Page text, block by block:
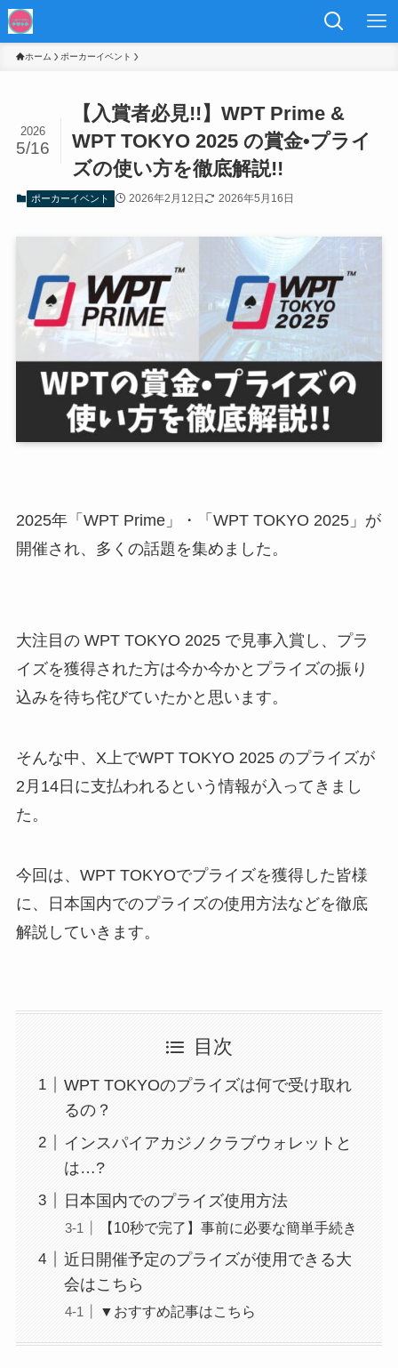
ホーム ポーカーイベント
【入賞者必見!!】WPT Prime &
WPT TOKYO 2025 の賞金•プライ
ズの使い方を徹底解説!!
2026
5/16
ポーカーイベント 2026年2月12日 2026年5月16日
2025年「WPT Prime」・「WPT TOKYO 2025」が
開催され、多くの話題を集めました。
大注目の WPT TOKYO 2025 で見事入賞し、プラ
イズを獲得された方は今か今かとプライズの振り
込みを待ち侘びていたかと思います。
そんな中、X上でWPT TOKYO 2025 のプライズが
2月14日に支払われるという情報が入ってきまし
た。
今回は、WPT TOKYOでプライズを獲得した皆様
に、日本国内でのプライズの使用方法などを徹底
解説していきます。
目次
WPT TOKYOのプライズは何で受け取れ
るの？
インスパイアカジノクラブウォレットと
は…?
日本国内でのプライズ使用方法
【10秒で完了】事前に必要な簡単手続き
近日開催予定のプライズが使用できる大
会はこちら
▼おすすめ記事はこちら